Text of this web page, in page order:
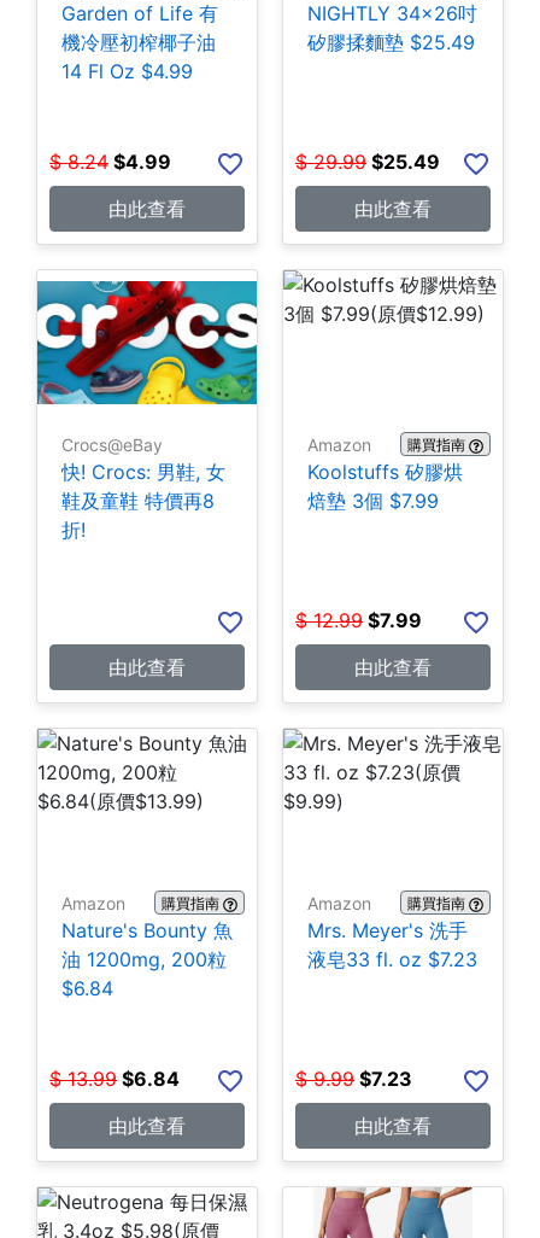
Garden of Life 有
機冷壓初榨椰子油
14 Fl Oz $4.99
$ 8.24 $4.99
由此查看
NIGHTLY 34x26吋
矽膠揉麵墊 $25.49
$ 29.99 $25.49
由此查看
Crocs@eBay
快! Crocs: 男鞋, 女
鞋及童鞋 特價再8
折!
由此查看
Amazon 購買指南
Koolstuffs 矽膠烘
焙墊 3個 $7.99
$ 12.99 $7.99
由此查看
Amazon 購買指南
Nature's Bounty 魚
油 1200mg, 200粒
$6.84
$ 13.99 $6.84
由此查看
Amazon 購買指南
Mrs. Meyer's 洗手
液皂33 fl. oz $7.23
$ 9.99 $7.23
由此查看